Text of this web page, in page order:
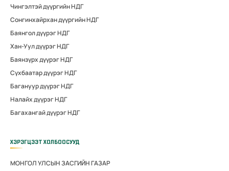
Чингэлтэй дүүргийн НДГ
Сонгинхайрхан дүүргийн НДГ
Баянгол дүүрэг НДГ
Хан-Уул дүүрэг НДГ
Баянзүрх дүүрэг НДГ
Сүхбаатар дүүрэг НДГ
Багануур дүүрэг НДГ
Налайх дүүрэг НДГ
Багахангай дүүрэг НДГ
ХЭРЭГЦЭЭТ ХОЛБООСУУД
МОНГОЛ УЛСЫН ЗАСГИЙН ГАЗАР